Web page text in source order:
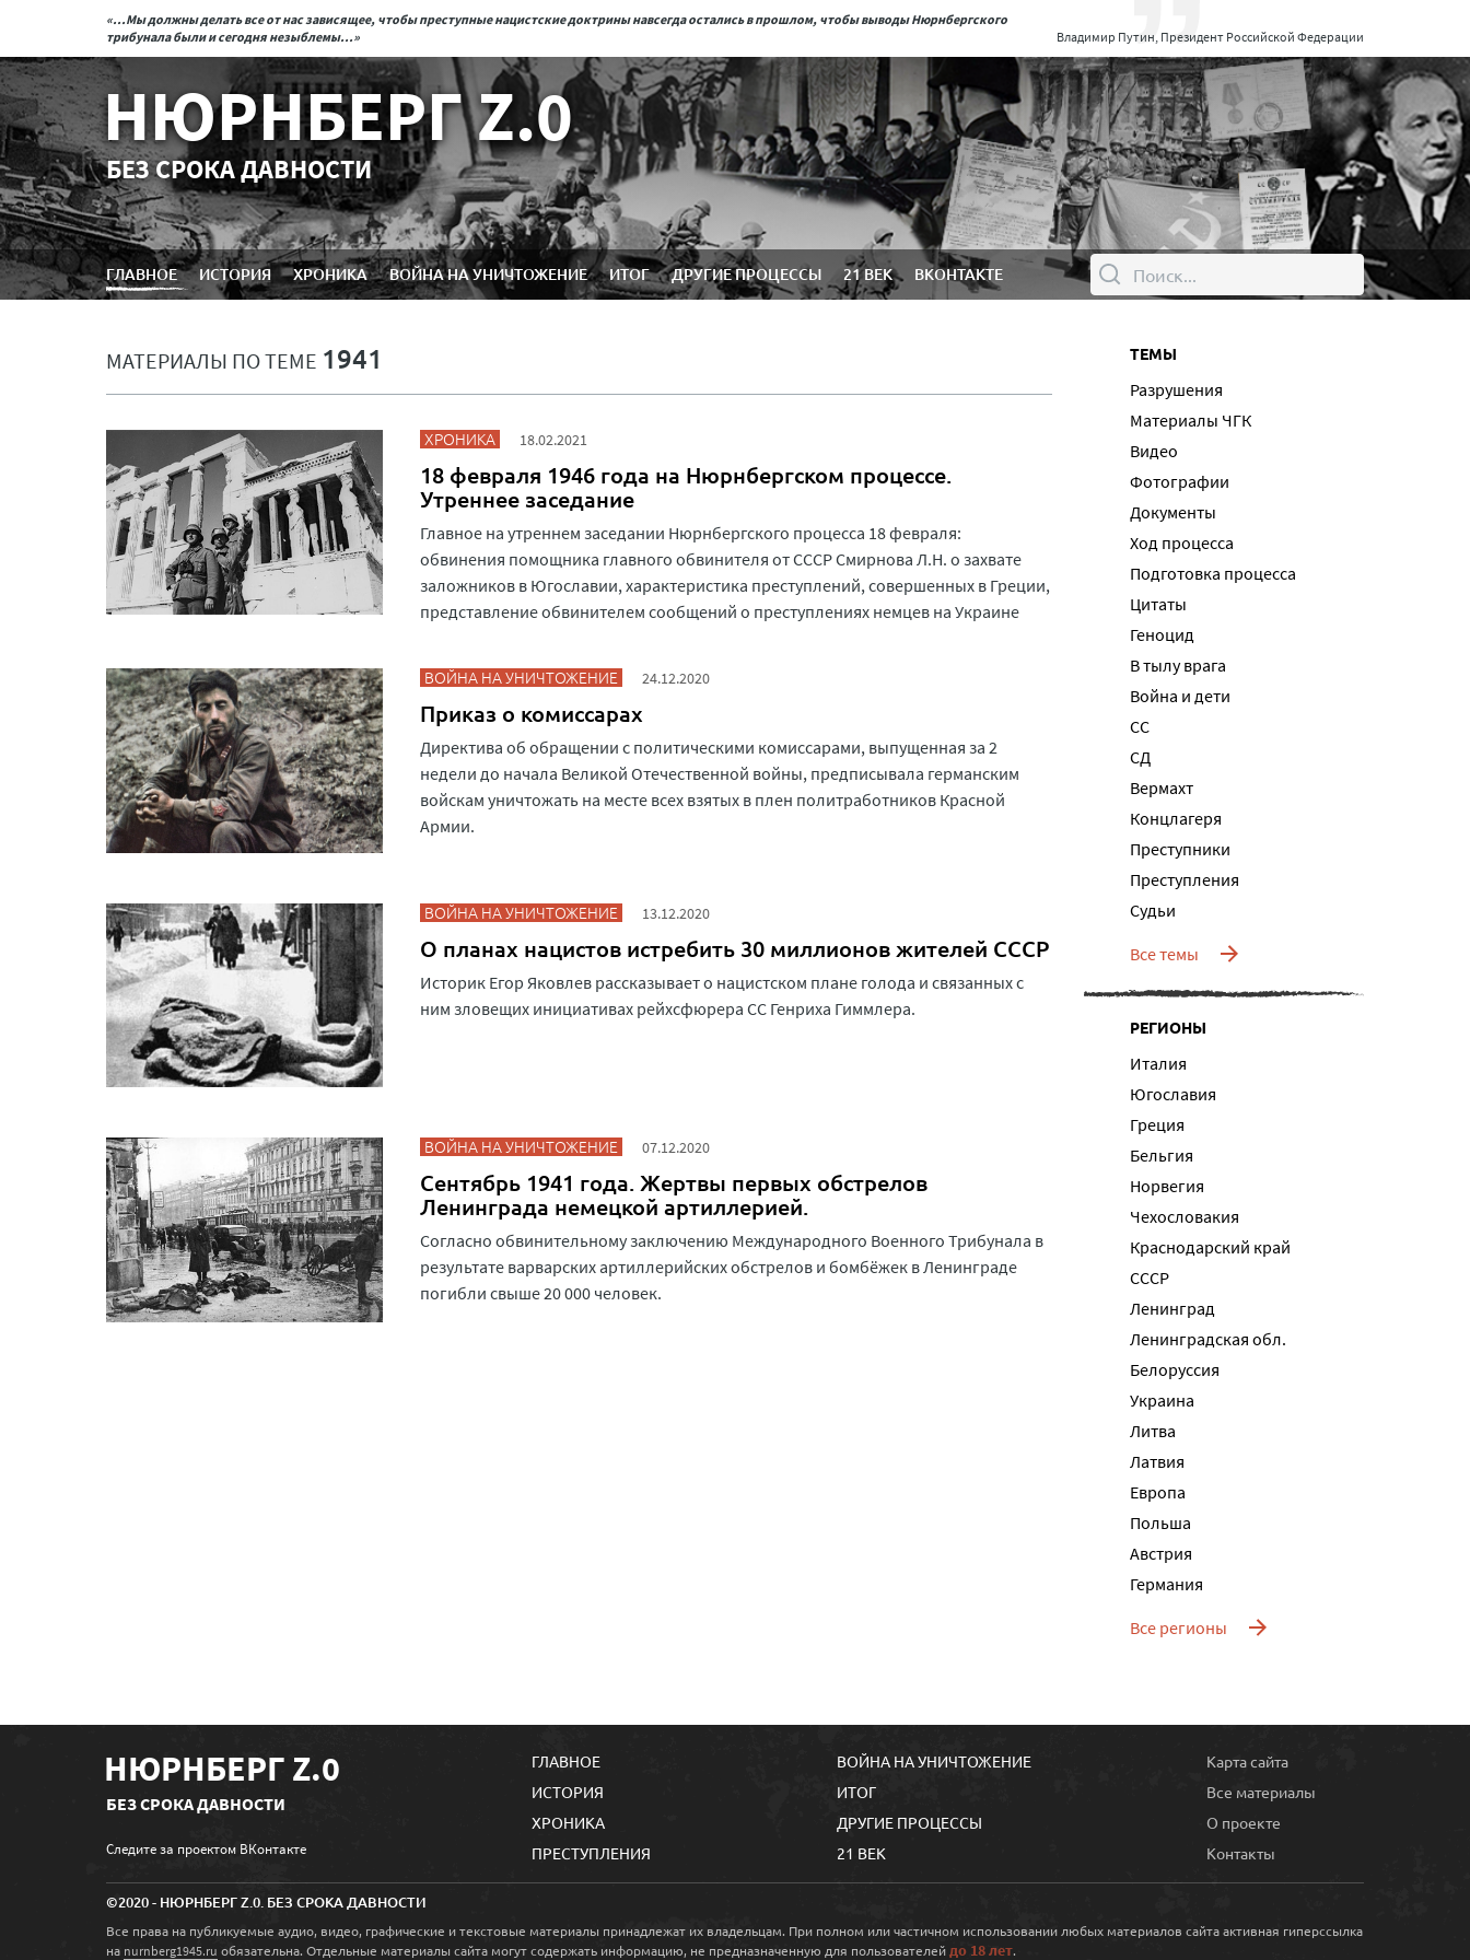
«...Мы должны делать все от нас зависящее, чтобы преступные нацистские доктрины навсегда остались в прошлом, чтобы выводы Нюрнбергского
трибунала были и сегодня незыблемы...»
Владимир Путин, Президент Российской Федерации
НЮРНБЕРГ Z.0
БЕЗ СРОКА ДАВНОСТИ
ГЛАВНОЕ ИСТОРИЯ ХРОНИКА ВОЙНА НА УНИЧТОЖЕНИЕ ИТОГ ДРУГИЕ ПРОЦЕССЫ 21 ВЕК ВКОНТАКТЕ
МАТЕРИАЛЫ ПО ТЕМЕ 1941
ХРОНИКА 18.02.2021
18 февраля 1946 года на Нюрнбергском процессе.
Утреннее заседание
Главное на утреннем заседании Нюрнбергского процесса 18 февраля:
обвинения помощника главного обвинителя от СССР Смирнова Л.Н. о захвате
заложников в Югославии, характеристика преступлений, совершенных в Греции,
представление обвинителем сообщений о преступлениях немцев на Украине
ВОЙНА НА УНИЧТОЖЕНИЕ 24.12.2020
Приказ о комиссарах
Директива об обращении с политическими комиссарами, выпущенная за 2
недели до начала Великой Отечественной войны, предписывала германским
войскам уничтожать на месте всех взятых в плен политработников Красной
Армии.
ВОЙНА НА УНИЧТОЖЕНИЕ 13.12.2020
О планах нацистов истребить 30 миллионов жителей СССР
Историк Егор Яковлев рассказывает о нацистском плане голода и связанных с
ним зловещих инициативах рейхсфюрера СС Генриха Гиммлера.
ВОЙНА НА УНИЧТОЖЕНИЕ 07.12.2020
Сентябрь 1941 года. Жертвы первых обстрелов
Ленинграда немецкой артиллерией.
Согласно обвинительному заключению Международного Военного Трибунала в
результате варварских артиллерийских обстрелов и бомбёжек в Ленинграде
погибли свыше 20 000 человек.
ТЕМЫ
Разрушения
Материалы ЧГК
Видео
Фотографии
Документы
Ход процесса
Подготовка процесса
Цитаты
Геноцид
В тылу врага
Война и дети
СС
СД
Вермахт
Концлагеря
Преступники
Преступления
Судьи
Все темы
РЕГИОНЫ
Италия
Югославия
Греция
Бельгия
Норвегия
Чехословакия
Краснодарский край
СССР
Ленинград
Ленинградская обл.
Белоруссия
Украина
Литва
Латвия
Европа
Польша
Австрия
Германия
Все регионы
НЮРНБЕРГ Z.0
БЕЗ СРОКА ДАВНОСТИ
Следите за проектом ВКонтакте
ГЛАВНОЕ
ИСТОРИЯ
ХРОНИКА
ПРЕСТУПЛЕНИЯ
ВОЙНА НА УНИЧТОЖЕНИЕ
ИТОГ
ДРУГИЕ ПРОЦЕССЫ
21 ВЕК
Карта сайта
Все материалы
О проекте
Контакты
©2020 - НЮРНБЕРГ Z.0. БЕЗ СРОКА ДАВНОСТИ
Все права на публикуемые аудио, видео, графические и текстовые материалы принадлежат их владельцам. При полном или частичном использовании любых материалов сайта активная гиперссылка
на nurnberg1945.ru обязательна. Отдельные материалы сайта могут содержать информацию, не предназначенную для пользователейдо 18 лет.